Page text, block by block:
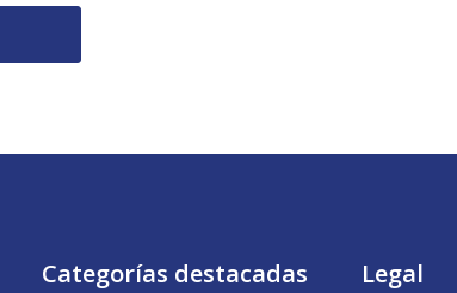
Categorías destacadas Legal